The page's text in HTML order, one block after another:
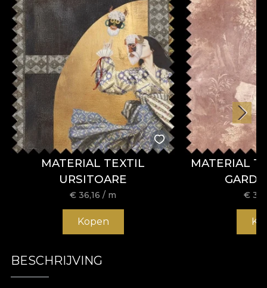
MATERIAL TEXTIL
URSITOARE
€36,16 / m
Kopen
MATERIAL
€
BESCHRIJVING